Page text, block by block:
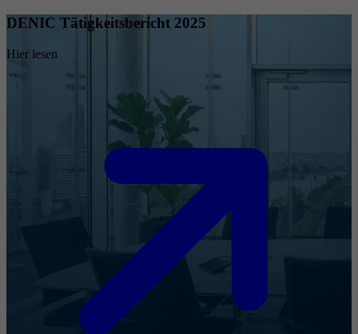
DENIC Tätigkeitsbericht 2025
Hier lesen